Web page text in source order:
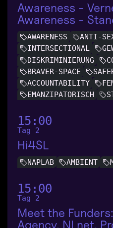
Awareness -
Awareness -
AWARENESS ANTI-
INTERSECTIONAL
DISKRIMINIERUNG
BRAVER-SPACE
ACCOUNTABILITY
EMANZIPATORISCH
15:00
Tag 2
Hi4SL
NAPLAB AMBIENT
15:00
Tag 2
Meet the
Agency, NLnet,